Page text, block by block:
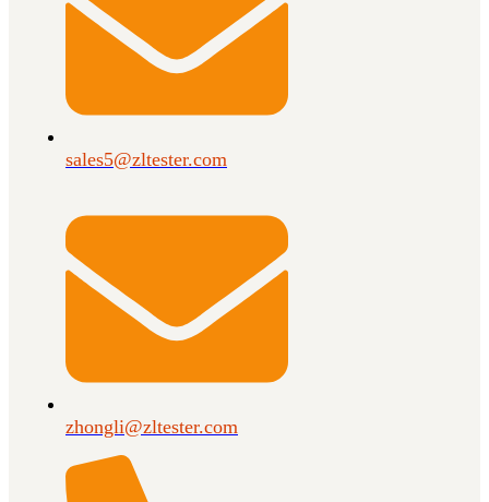
sales5@zltester.com
zhongli@zltester.com